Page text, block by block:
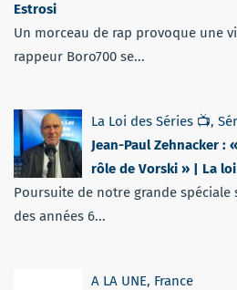
Estrosi
Un morceau de rap provoque une
rappeur Boro700 se...
La Loi des Séries 📺,
Jean-Paul Zehnacker :
rôle de Vorski » | La
Poursuite de notre grande
des années 6...
A LA UNE, France